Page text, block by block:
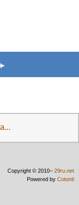
Copyright © 2010– 29ru.net
Powered by Cotonti